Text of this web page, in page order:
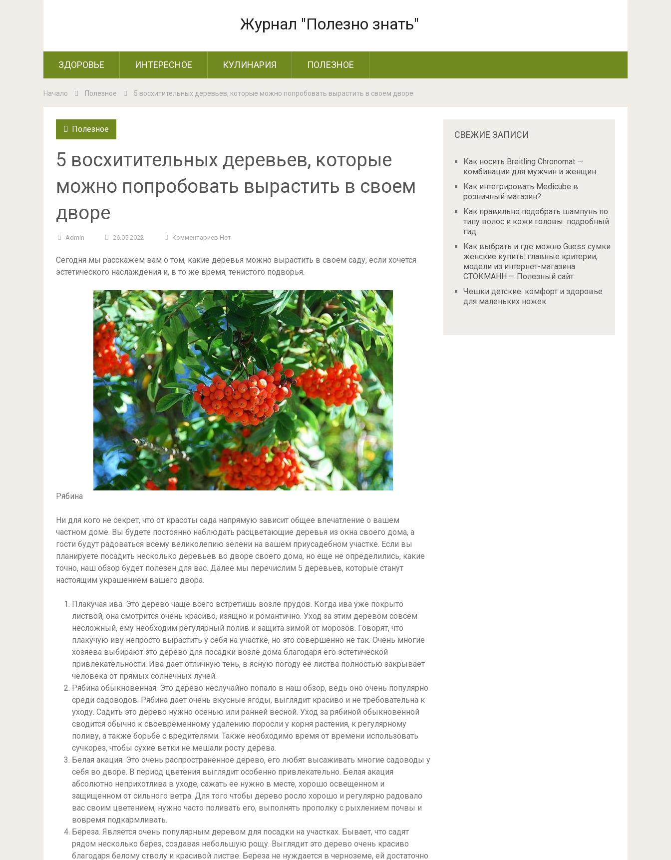
Журнал "Полезно знать"
ЗДОРОВЬЕ ИНТЕРЕСНОЕ КУЛИНАРИЯ ПОЛЕЗНОЕ
Начало Полезное 5 восхитительных деревьев, которые можно попробовать вырастить в своем дворе
Полезное
5 восхитительных деревьев, которые
можно попробовать вырастить в своем
дворе
Admin 26.05.2022 Комментариев Нет
Сегодня мы расскажем вам о том, какие деревья можно вырастить в своем саду, если хочется
эстетического наслаждения и, в то же время, тенистого подворья.
Рябина
Ни для кого не секрет, что от красоты сада напрямую зависит общее впечатление о вашем
частном доме. Вы будете постоянно наблюдать расцветающие деревья из окна своего дома, а
гости будут радоваться всему великолепию зелени на вашем приусадебном участке. Если вы
планируете посадить несколько деревьев во дворе своего дома, но еще не определились, какие
точно, наш обзор будет полезен для вас. Далее мы перечислим 5 деревьев, которые станут
настоящим украшением вашего двора.
Плакучая ива. Это дерево чаще всего встретишь возле прудов. Когда ива уже покрыто
листвой, она смотрится очень красиво, изящно и романтично. Уход за этим деревом совсем
несложный, ему необходим регулярный полив и защита зимой от морозов. Говорят, что
плакучую иву непросто вырастить у себя на участке, но это совершенно не так. Очень многие
хозяева выбирают это дерево для посадки возле дома благодаря его эстетической
привлекательности. Ива дает отличную тень, в ясную погоду ее листва полностью закрывает
человека от прямых солнечных лучей.
Рябина обыкновенная. Это дерево неслучайно попало в наш обзор, ведь оно очень популярно
среди садоводов. Рябина дает очень вкусные ягоды, выглядит красиво и не требовательна к
уходу. Садить это дерево нужно осенью или ранней весной. Уход за рябиной обыкновенной
сводится обычно к своевременному удалению поросли у корня растения, к регулярному
поливу, а также борьбе с вредителями. Также необходимо время от времени использовать
сучкорез, чтобы сухие ветки не мешали росту дерева.
Белая акация. Это очень распространенное дерево, его любят высаживать многие садоводы у
себя во дворе. В период цветения выглядит особенно привлекательно. Белая акация
абсолютно неприхотлива в уходе, сажать ее нужно в месте, хорошо освещенном и
защищенном от сильного ветра. Для того чтобы дерево росло хорошо и регулярно радовало
вас своим цветением, нужно часто поливать его, выполнять прополку с рыхлением почвы и
вовремя подкармливать.
Береза. Является очень популярным деревом для посадки на участках. Бывает, что садят
рядом несколько берез, создавая небольшую рощу. Выглядит это дерево очень красиво
благодаря белому стволу и красивой листве. Береза не нуждается в черноземе, ей достаточно
СВЕЖИЕ ЗАПИСИ
Как носить Breitling Chronomat —
комбинации для мужчин и женщин
Как интегрировать Medicube в
розничный магазин?
Как правильно подобрать шампунь по
типу волос и кожи головы: подробный
гид
Как выбрать и где можно Guess сумки
женские купить: главные критерии,
модели из интернет-магазина
СТОКМАНН — Полезный сайт
Чешки детские: комфорт и здоровье
для маленьких ножек